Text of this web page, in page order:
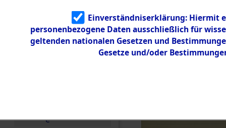
Identifizierun
5.3.3
Todesmärsch
e
Einverständniserklärung: Hiermit
personenbezogene Daten ausschließlich für
geltenden nationalen Gesetzen und
Gesetze und/oder